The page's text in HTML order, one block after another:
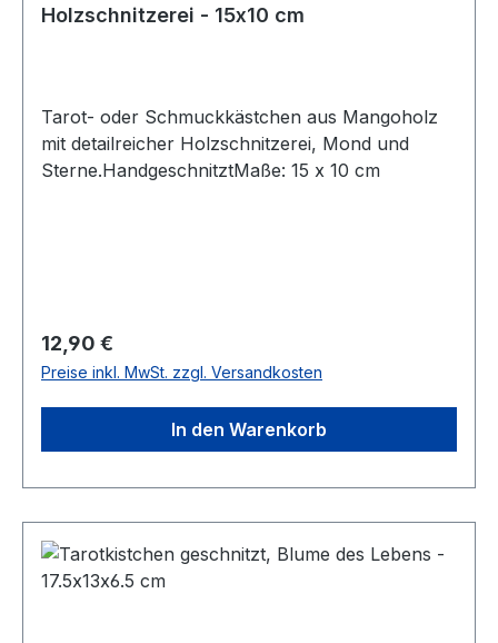
Holzschnitzerei - 15x10 cm
Tarot- oder Schmuckkästchen aus Mangoholz
mit detailreicher Holzschnitzerei, Mond und
Sterne.​HandgeschnitztMaße: 15 x 10 cm
Regulärer Preis:
12,90 €
Preise inkl. MwSt. zzgl. Versandkosten
In den Warenkorb